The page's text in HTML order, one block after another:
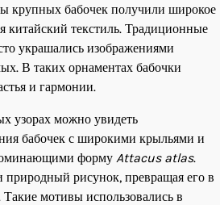
крупных бабочек получили широкое
китайский текстиль. Традиционные
украшались изображениями
В таких орнаментах бабочки
и гармонии.
узорах можно увидеть
бабочек с широкими крыльями и
форму Attacus atlas.
рисунок, превращая его в
мотивы использовались в